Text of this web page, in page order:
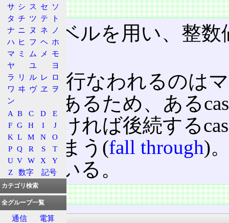
概要
case ラベルを用い、整
う。
実際に行なわれるのは
ンプであるため、ある
もしなければ後続する
れてしまう(fall through)
文を用いる。
特徴
C/C++
サ シ ス セ ソ
タ チ ツ テ
ト
ナ ニ ヌ ネ
ノ
ハ ヒ フ ヘ ホ
マ ミ ム メ
モ
ヤ
ユ
ヨ
ラ
リ ル レ ロ
ワ ヰ ヴ ヱ
ヲ
ン
A B C D
E
F G H I
J
K L M N
O
P Q R S
T
U V W X
Y
Z
数字 記号
カテゴリ検索
全グループ一覧
通信
電算